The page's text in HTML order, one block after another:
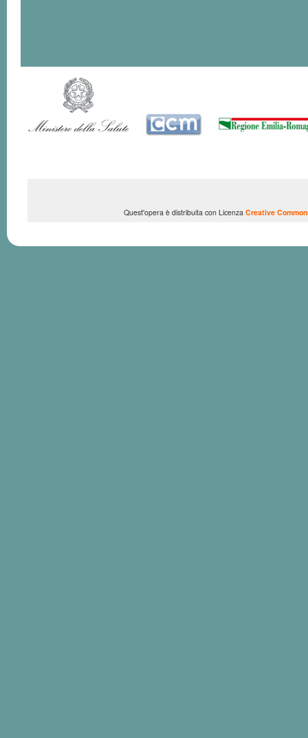
Quest'opera è distribuita con Licenza Creative